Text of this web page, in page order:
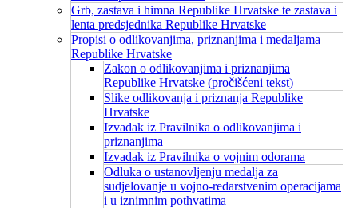
Grb, zastava i himna Republike Hrvatske te zastava i
lenta predsjednika Republike Hrvatske
Propisi o odlikovanjima, priznanjima i medaljama
Republike Hrvatske
Zakon o odlikovanjima i priznanjima
Republike Hrvatske (pročišćeni tekst)
Slike odlikovanja i priznanja Republike
Hrvatske
Izvadak iz Pravilnika o odlikovanjima i
priznanjima
Izvadak iz Pravilnika o vojnim odorama
Odluka o ustanovljenju medalja za
sudjelovanje u vojno-redarstvenim operacijama
i u iznimnim pothvatima